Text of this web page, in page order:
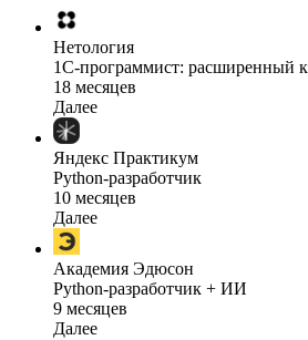
Нетология
1C-программист: расширенный
18 месяцев
Далее
Яндекс Практикум
Python-разработчик
10 месяцев
Далее
Академия Эдюсон
Python-разработчик + ИИ
9 месяцев
Далее